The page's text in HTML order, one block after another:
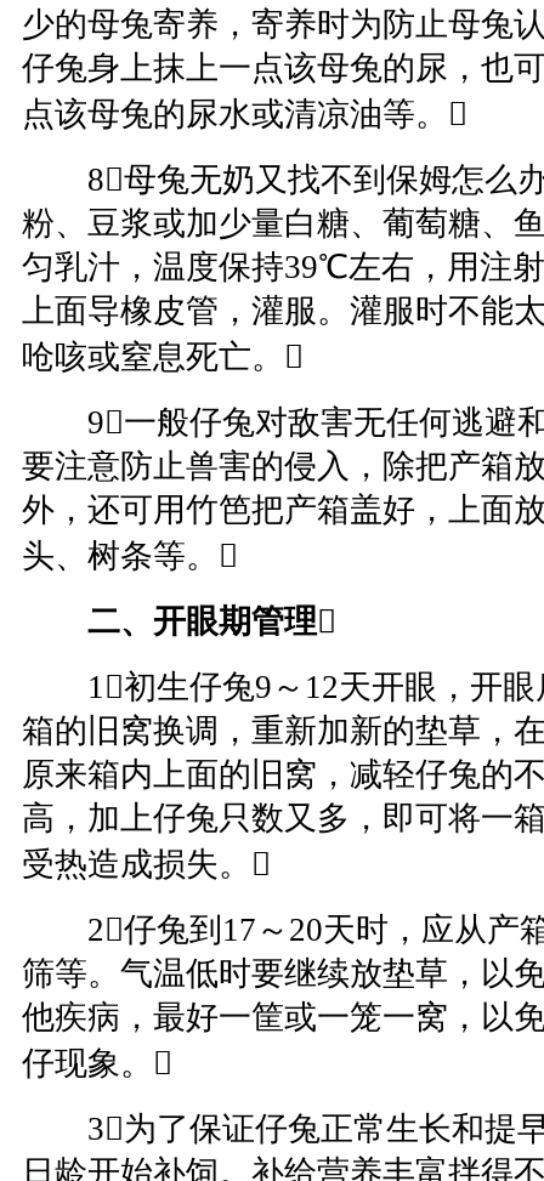
少的母兔寄养，寄养时为防止母兔
仔兔身上抹上一点该母兔的尿，也
点该母兔的尿水或清凉油等。
8母兔无奶又找不到保姆怎么办
粉、豆浆或加少量白糖、葡萄糖、
匀乳汁，温度保持39℃左右，用注
上面导橡皮管，灌服。灌服时不能
呛咳或窒息死亡。
9一般仔兔对敌害无任何逃避
要注意防止兽害的侵入，除把产箱
外，还可用竹笆把产箱盖好，上面
头、树条等。
二、开眼期管理
1初生仔兔9～12天开眼，开眼
箱的旧窝换调，重新加新的垫草，
原来箱内上面的旧窝，减轻仔兔的
高，加上仔兔只数又多，即可将一
受热造成损失。
2仔兔到17～20天时，应从产
筛等。气温低时要继续放垫草，以
他疾病，最好一筐或一笼一窝，以
仔现象。
3为了保证仔兔正常生长和提早
日龄开始补饲。补给营养丰富拌得